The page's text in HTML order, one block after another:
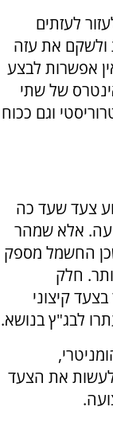
לעזתים
ולשקם את עזה
אפשרות לבצע
של שתי
וגם ככוח
צעד שעד כה
אלא שמהר
החשמל מספק
חלק
קיצוני
לבג"ץ בנושא.
לעשות את הצעד